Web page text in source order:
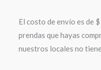
El costo de envío es de
prendas que hayas
nuestros locales no